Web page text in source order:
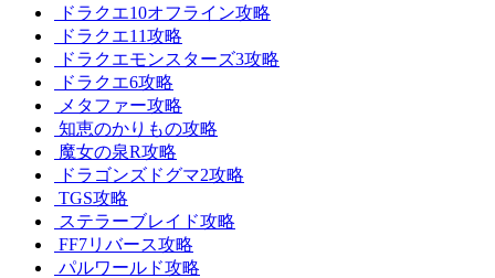
ドラクエ10オフライン攻略
ドラクエ11攻略
ドラクエモンスターズ3攻略
ドラクエ6攻略
メタファー攻略
知恵のかりもの攻略
魔女の泉R攻略
ドラゴンズドグマ2攻略
TGS攻略
ステラーブレイド攻略
FF7リバース攻略
パルワールド攻略